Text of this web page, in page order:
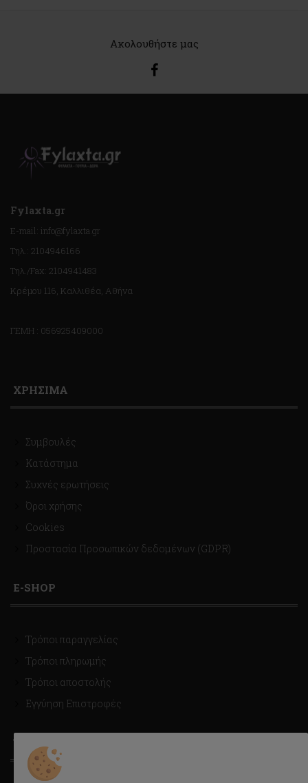
Ακολουθήστε μας
Fylaxta.gr
E-mail: info@fylaxta.gr
Τηλ.: 2104946166
Τηλ./Fax: 2104941483
Κρέμου 116, Καλλιθέα, Αθήνα
ΓΕΜΗ : 056925409000
ΧΡΗΣΙΜΑ
Συμβουλές
Κατάστημα
Συχνές ερωτήσεις
Όροι χρήσης
Cookies
Προστασία Προσωπικών δεδομένων (GDPR)
E-SHOP
Τρόποι παραγγελίας
Τρόποι πληρωμής
Τρόποι αποστολής
Εγγύηση Επιστροφές
ΤΡΟΠΟΙ ΑΠΟΣΤΟΛΗΣ